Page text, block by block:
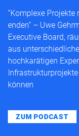
“Komplexe
enden” – Uwe
Executive Board,
aus
hochkarätigen
können
ZUM PODCAST